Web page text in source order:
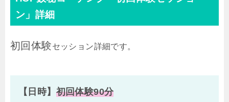
ン」詳細
初回体験セッション詳細です。
【日時】 初回体験90分